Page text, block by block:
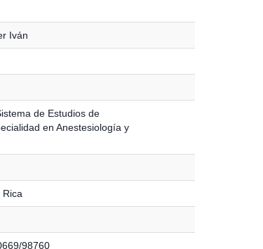
Iván
de Estudios de
en Anestesiología y
Rica
98760